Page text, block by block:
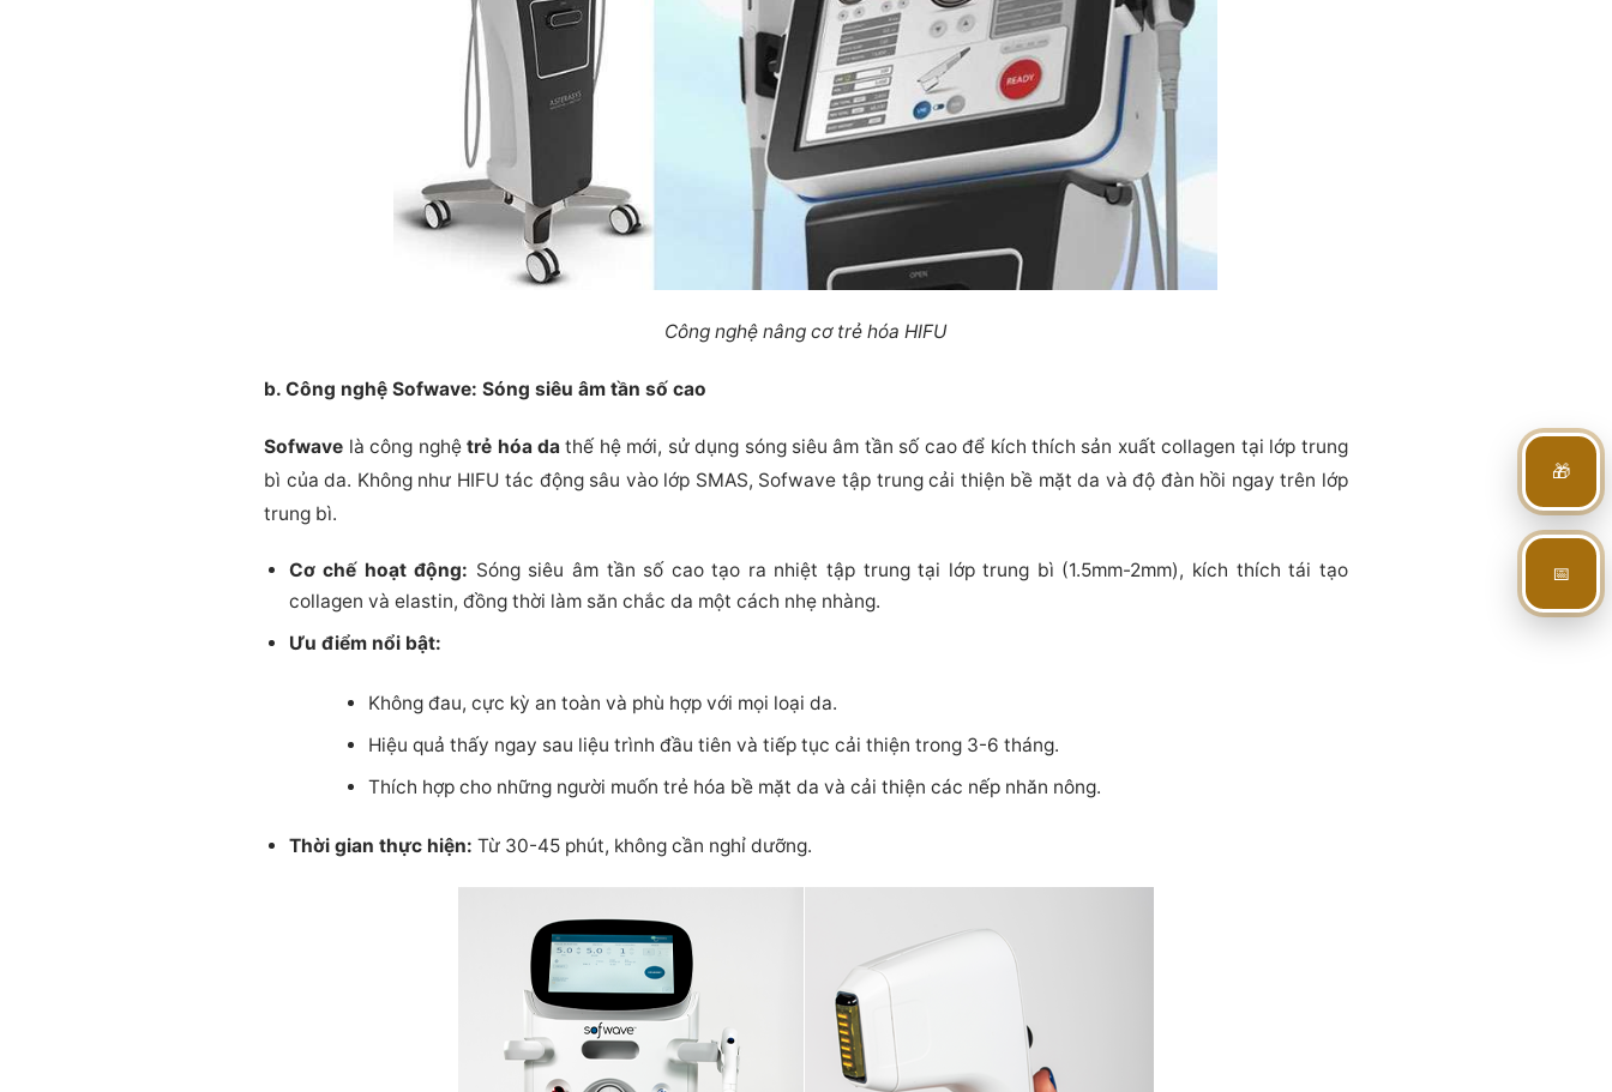
Công nghệ nâng cơ trẻ hóa HIFU
b. Công nghệ Sofwave: Sóng siêu âm tần số cao
Sofwave là công nghệtrẻ hóa da thế hệ mới, sử dụng sóng siêu âm tần số cao để kích thích sản xuất collagen tại lớp trung
bì của da. Không như HIFU tác động sâu vào lớp SMAS, Sofwave tập trung cải thiện bề mặt da và độ đàn hồi ngay trên lớp
trung bì.
Cơ chế hoạt động: Sóng siêu âm tần số cao tạo ra nhiệt tập trung tại lớp trung bì (1.5mm-2mm), kích thích tái tạo
collagen và elastin, đồng thời làm săn chắc da một cách nhẹ nhàng.
Ưu điểm nổi bật:
Không đau, cực kỳ an toàn và phù hợp với mọi loại da.
Hiệu quả thấy ngay sau liệu trình đầu tiên và tiếp tục cải thiện trong 3-6 tháng.
Thích hợp cho những người muốn trẻ hóa bề mặt da và cải thiện các nếp nhăn nông.
Thời gian thực hiện: Từ 30-45 phút, không cần nghỉ dưỡng.
🎁
📅